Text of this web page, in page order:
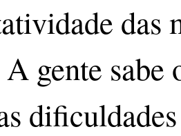
das
gente sabe